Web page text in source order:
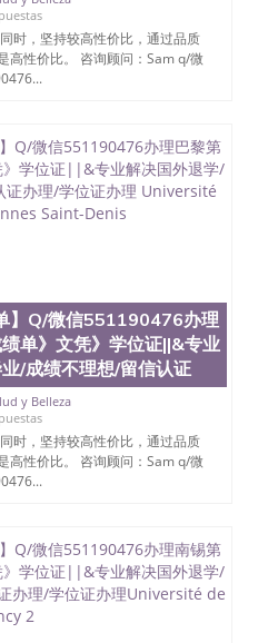
时，坚持较高性价比，通过品质
高性价比。 咨询顾问：Sam q/微
】Q/微信551190476办理
单》文凭》学位证||&专业
/成绩不理想/留信认证
y Belleza
时，坚持较高性价比，通过品质
高性价比。 咨询顾问：Sam q/微